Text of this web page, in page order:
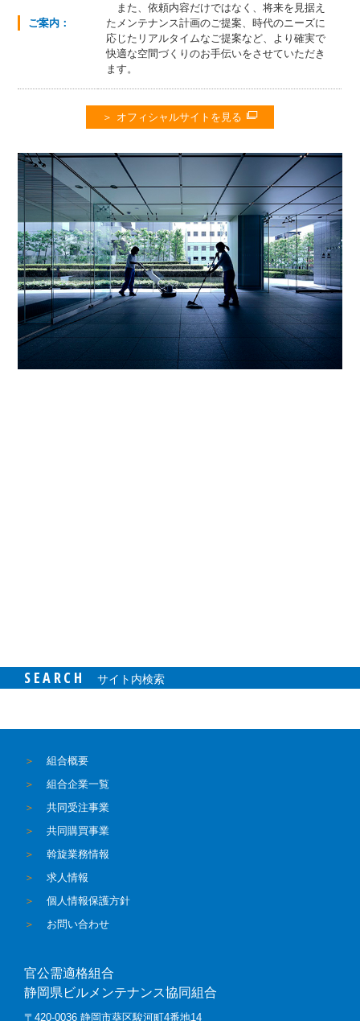
ご案内：
また、依頼内容だけではなく、将来を見据え
たメンテナンス計画のご提案、時代のニーズに
応じたリアルタイムなご提案など、より確実で
快適な空間づくりのお手伝いをさせていただき
ます。
オフィシャルサイトを見る
SEARCH サイト内検索
組合概要
組合企業一覧
共同受注事業
共同購買事業
斡旋業務情報
求人情報
個人情報保護方針
お問い合わせ
官公需適格組合
静岡県ビルメンテナンス協同組合
〒420-0036 静岡市葵区駿河町4番地14